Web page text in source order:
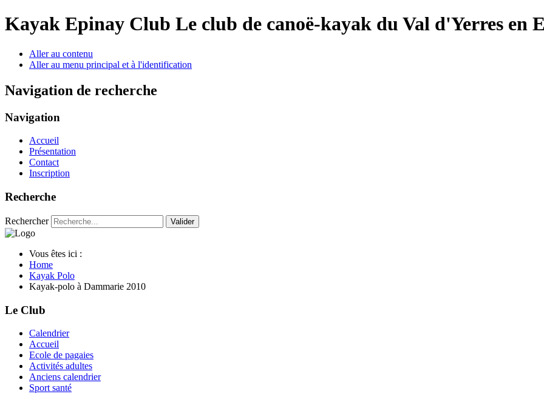
Kayak Epinay Club Le club de canoë-kayak du Val d'Yerres en
Aller au contenu
Aller au menu principal et à l'identification
Navigation de recherche
Navigation
Accueil
Présentation
Contact
Inscription
Recherche
Rechercher Valider
Vous êtes ici :
Home
Kayak Polo
Kayak-polo à Dammarie 2010
Le Club
Calendrier
Accueil
Ecole de pagaies
Activités adultes
Anciens calendrier
Sport santé